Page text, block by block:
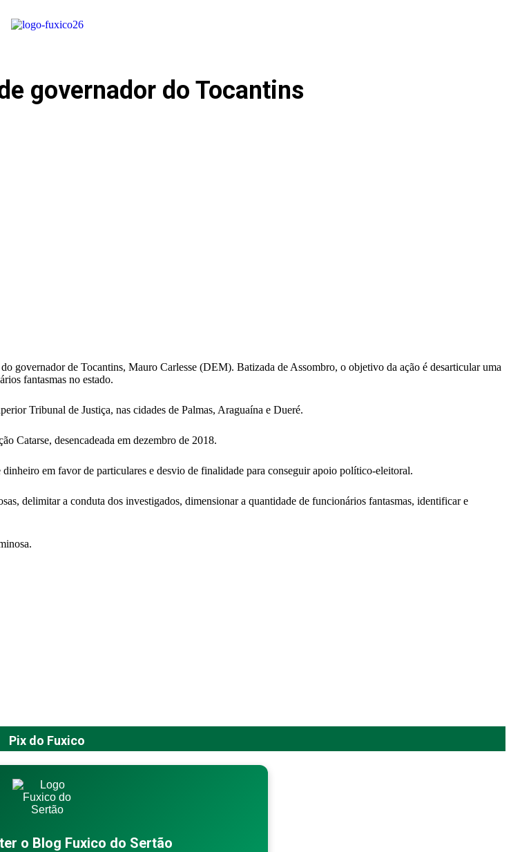
governador do Tocantins
governador de Tocantins, Mauro Carlesse (DEM). Batizada de Assombro, o objetivo da ação é desarticular uma
fantasmas no estado.
Tribunal de Justiça, nas cidades de Palmas, Araguaína e Dueré.
Catarse, desencadeada em dezembro de 2018.
em favor de particulares e desvio de finalidade para conseguir apoio político-eleitoral.
delimitar a conduta dos investigados, dimensionar a quantidade de funcionários fantasmas, identificar e
Pix do Fuxico
o Blog Fuxico do Sertão